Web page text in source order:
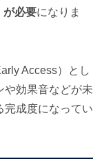
が必要になりま
Access）とし
や効果音などが未
完成度になってい